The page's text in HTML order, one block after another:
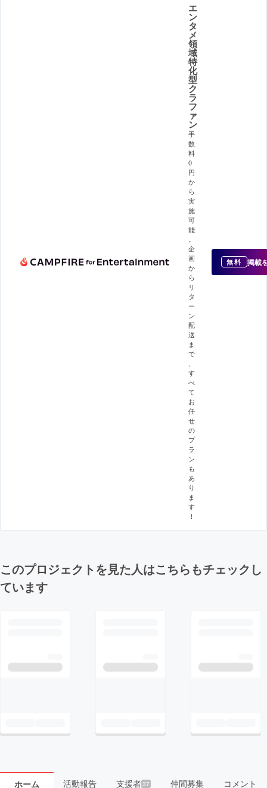
エ
ン
タ
メ
領
域
特
化
型
ク
ラ
フ
ァ
ン
手
数
料
0
円
か
ら
実
施
可
能
企
画
か
ら
リ
タ
ー
ン
配
送
ま
で
す
べ
て
お
任
せ
の
プ
ラ
ン
も
あ
り
ま
す
！
無料 掲載
このプロジェクトを見た人はこちらもチェックし
ています
ホーム 活動報告 支援者37 仲間募集 コメント